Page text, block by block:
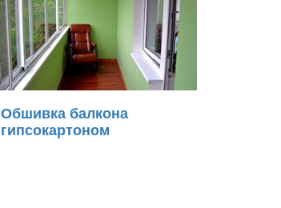
Обшивка балкона
гипсокартоном